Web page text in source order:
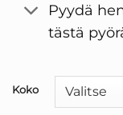
Pyydä
tästä
Koko